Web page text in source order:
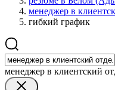
менеджер в
гибкий график
менеджер в клиентский